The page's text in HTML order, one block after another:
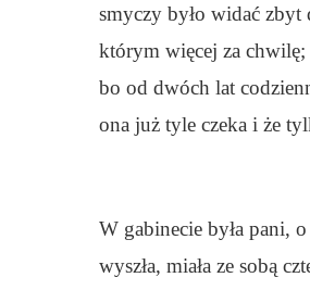
smyczy było widać
którym więcej za
bo od dwóch lat
ona już tyle czeka i że
W gabinecie była pani,
wyszła, miała ze sobą